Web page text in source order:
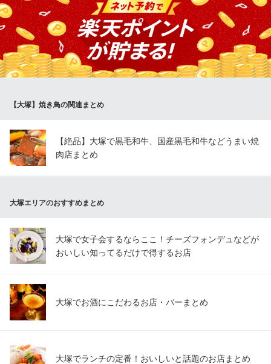
ＪＲ大塚駅 徒歩2分
東京都豊島区北大塚2-15-5 ナカムラビル1F
一串に90gという大きさを誇る「名物 貴族焼」は鳥貴族のこだわ
り。 鳥貴族の圧倒的な人気No.1メニューです。 おいしくて大きな
焼鳥でお客様も満足していただけると信じています。
焼鳥屋 鳥貴族 大塚北口店
東京都豊島区北大塚2-2-2 ランドマークビル4F
【大塚】焼き鳥の関連まとめ
【絶品】大塚で黒毛和牛、国産黒毛和牛などうまい焼
肉店まとめ
大塚エリアのおすすめまとめ
大塚で女子会するならここ！チーズフォンデュなどが
おいしい知ってるだけで得するお店
大塚でお酒にこだわるお店・バーまとめ
大塚でランチの定番！おいしいと話題のお店まとめ